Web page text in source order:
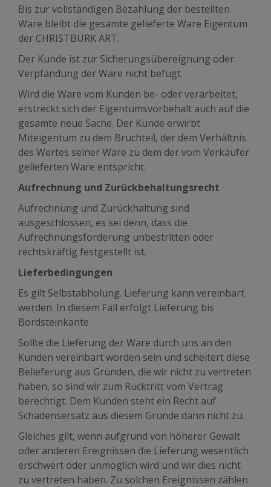
Bis zur vollständigen Bezahlung der bestellten
Ware bleibt die gesamte gelieferte Ware Eigentum
der CHRISTBURK ART.
Der Kunde ist zur Sicherungsübereignung oder
Verpfändung der Ware nicht befugt.
Wird die Ware vom Kunden be- oder verarbeitet,
erstreckt sich der Eigentumsvorbehalt auch auf die
gesamte neue Sache. Der Kunde erwirbt
Miteigentum zu dem Bruchteil, der dem Verhältnis
des Wertes seiner Ware zu dem der vom Verkäufer
gelieferten Ware entspricht.
Aufrechnung und Zurückbehaltungsrecht
Aufrechnung und Zurückhaltung sind
ausgeschlossen, es sei denn, dass die
Aufrechnungsforderung unbestritten oder
rechtskräftig festgestellt ist.
Lieferbedingungen
Es gilt Selbstabholung. Lieferung kann vereinbart
werden. In diesem Fall erfolgt Lieferung bis
Bordsteinkante
Sollte die Lieferung der Ware durch uns an den
Kunden vereinbart worden sein und scheitert diese
Belieferung aus Gründen, die wir nicht zu vertreten
haben, so sind wir zum Rücktritt vom Vertrag
berechtigt. Dem Kunden steht ein Recht auf
Schadensersatz aus diesem Grunde dann nicht zu.
Gleiches gilt, wenn aufgrund von höherer Gewalt
oder anderen Ereignissen die Lieferung wesentlich
erschwert oder unmöglich wird und wir dies nicht
zu vertreten haben. Zu solchen Ereignissen zählen